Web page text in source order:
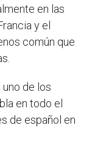
en las
y el
común que
uno de los
en todo el
de español en